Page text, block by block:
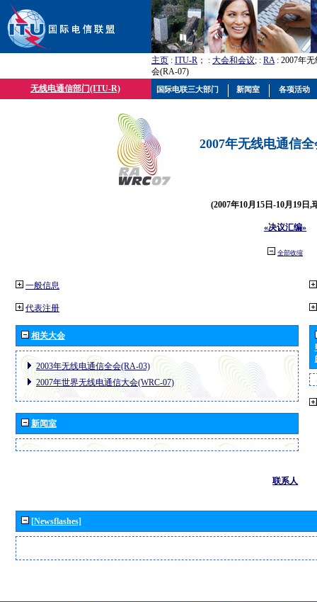
主页 : ITU-R ； : 大会和会议; : RA: 2007年
会(RA-07)
无线电通信部门(ITU-R)
2007年无线电通信
(2007年10月15日-10月19日,
«决议汇编»
全部收缩
一般信息
代表注册
相关大会
2003年无线电通信全会(RA-03)
2007年世界无线电通信大会(WRC-07)
新闻室
联系人
[Newsflashes]
国际电联三大部门 新闻室 各项活动